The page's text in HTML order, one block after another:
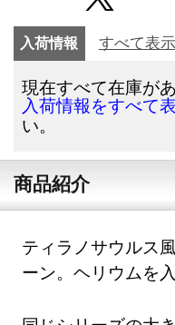
入荷情報 すべて表示
現在すべて在庫があ
入荷情報をすべて
い。
商品紹介
ティラノサウルス
ーン。ヘリウムを